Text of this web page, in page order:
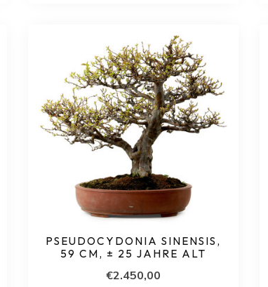
PSEUDOCYDONIA SINENSIS,
59 CM, ± 25 JAHRE ALT
€2.450,00